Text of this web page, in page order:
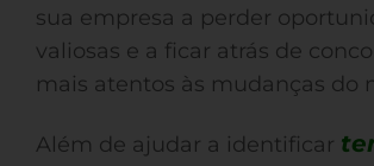
sua empresa a perder
valiosas e a ficar atrás de
mais atentos às mudanças do
Além de ajudar a identificar